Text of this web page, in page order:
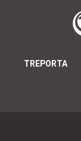
TREPORTA